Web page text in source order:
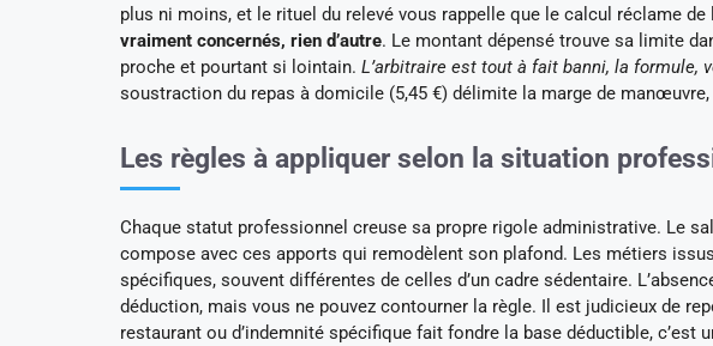
plus ni moins, et le rituel du relevé vous rappelle que le calcul réclame de
vraiment concernés, rien d’autre. Le montant dépensé trouve sa limite
proche et pourtant si lointain. L’arbitraire est tout à fait banni, la formule,
soustraction du repas à domicile (5,45 €) délimite la marge de
Les règles à appliquer selon la situation
Chaque statut professionnel creuse sa propre rigole administrative. Le
compose avec ces apports qui remodèlent son plafond. Les métiers
spécifiques, souvent différentes de celles d’un cadre sédentaire.
déduction, mais vous ne pouvez contourner la règle. Il est judicieux de
restaurant ou d’indemnité spécifique fait fondre la base déductible,